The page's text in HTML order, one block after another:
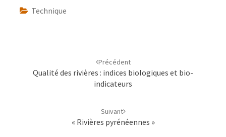
Technique
Précédent
Qualité des rivières : indices biologiques et bio-
indicateurs
Suivant
« Rivières pyrénéennes »